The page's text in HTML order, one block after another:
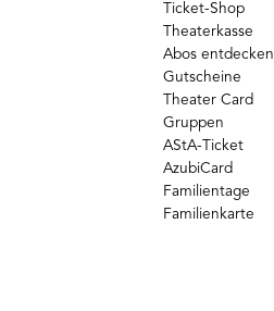
Ticket-Shop
Theaterkasse
Abos entdecken
Gutscheine
Theater Card
Gruppen
AStA-Ticket
AzubiCard
Familientage
Familienkarte